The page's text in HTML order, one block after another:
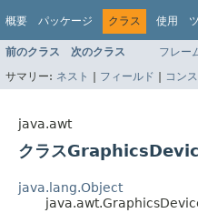
概要 パッケージ クラス 使用
前のクラス 次のクラス フレー
サマリー: ネスト | フィールド | コン
java.awt
クラス
java.lang.Object